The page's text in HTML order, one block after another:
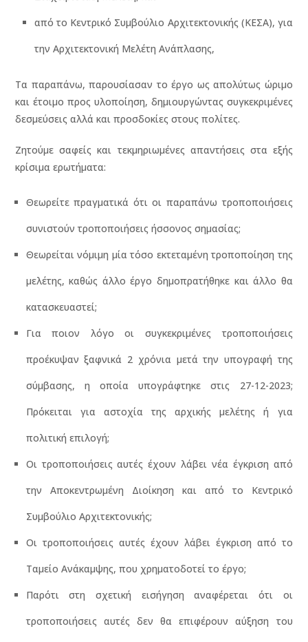
από το Κεντρικό Συμβούλιο Αρχιτεκτονικής (ΚΕΣΑ), για
την Αρχιτεκτονική Μελέτη Ανάπλασης,
Τα παραπάνω, παρουσίασαν το έργο ως απολύτως ώριμο
και έτοιμο προς υλοποίηση, δημιουργώντας συγκεκριμένες
δεσμεύσεις αλλά και προσδοκίες στους πολίτες.
Ζητούμε σαφείς και τεκμηριωμένες απαντήσεις στα εξής
κρίσιμα ερωτήματα:
Θεωρείτε πραγματικά ότι οι παραπάνω τροποποιήσεις
συνιστούν τροποποιήσεις ήσσονος σημασίας;
Θεωρείται νόμιμη μία τόσο εκτεταμένη τροποποίηση της
μελέτης, καθώς άλλο έργο δημοπρατήθηκε και άλλο θα
κατασκευαστεί;
Για ποιον λόγο οι συγκεκριμένες τροποποιήσεις
προέκυψαν ξαφνικά 2 χρόνια μετά την υπογραφή της
σύμβασης, η οποία υπογράφτηκε στις 27-12-2023;
Πρόκειται για αστοχία της αρχικής μελέτης ή για
πολιτική επιλογή;
Οι τροποποιήσεις αυτές έχουν λάβει νέα έγκριση από
την Αποκεντρωμένη Διοίκηση και από το Κεντρικό
Συμβούλιο Αρχιτεκτονικής;
Οι τροποποιήσεις αυτές έχουν λάβει έγκριση από το
Ταμείο Ανάκαμψης, που χρηματοδοτεί το έργο;
Παρότι στη σχετική εισήγηση αναφέρεται ότι οι
τροποποιήσεις αυτές δεν θα επιφέρουν αύξηση του